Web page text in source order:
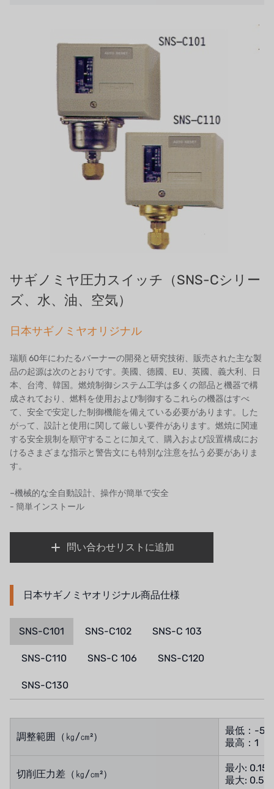
アイデックスUSA
US CLACK
エマーソン、アメリカ
アメリカンペンテア
アメリカのプルサフィーダー
フランスSUNTEC
美國 PUROLITE
日本オリンピック
日本勝浦
BRAHMA、イタリア
鷺宮
ハネウェル
アズビル（山武）
オルトレマーレ
NIPCON
トロコイド
国内
自我
レシップ
ETATRON
リクルートリセラーフォーム
サギノミヤ圧力スイッチ（SNS-Cシリー
ズ、水、油、空気）
日本サギノミヤオリジナル
瑞順 60年にわたるバーナーの開発と研究技術、販売された主な製
品の起源は次のとおりです。美國、德國、EU、英國、義大利、日
本、台湾、韓国。燃焼制御システム工学は多くの部品と機器で構
成されており、燃料を使用および制御するこれらの機器はすべ
て、安全で安定した制御機能を備えている必要があります。した
がって、設計と使用に関して厳しい要件があります。燃焼に関連
する安全規制を順守することに加えて、購入および設置構成にお
けるさまざまな指示と警告文にも特別な注意を払う必要がありま
す。
–機械的な全自動設計、操作が簡単で安全
- 簡単インストール
問い合わせリストに追加
日本サギノミヤオリジナル商品仕様
SNS-C101 SNS-C102 SNS-C 103
SNS-C110 SNS-C 106 SNS-C120
SNS-C130
調整範囲（㎏/㎝²）
最低：-50
最高：1
切削圧力差（㎏/㎝²）
最小: 0.15
最大: 0.5